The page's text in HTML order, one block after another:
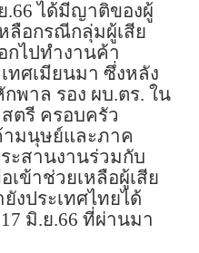
.66 ได้มีญาติของผู้
ลือกรณีกลุ่มผู้เสีย
ไปทำงานค้า
ทศเมียนมา ซึ่งหลัง
พาล รอง ผบ.ตร. ใน
ตรี ครอบครัว
ามนุษย์และภาค
ะสานงานร่วมกับ
เข้าช่วยเหลือผู้เสีย
งประเทศไทยได้
มิ.ย.66 ที่ผ่านมา